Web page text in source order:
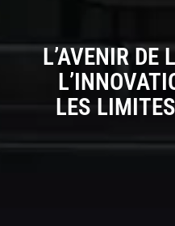
L’AVENIR DE
LES